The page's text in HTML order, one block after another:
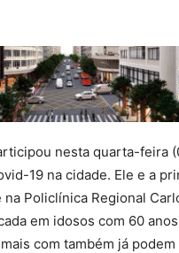
nesta quarta-feira
19 na cidade. Ele e a
Policlínica Regional
em idosos com 60
com também já